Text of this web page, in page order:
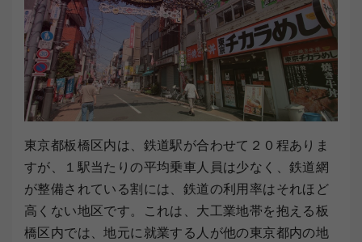
東京都板橋区内は、鉄道駅が合わせて２０程ありま
すが、１駅当たりの平均乗車人員は少なく、鉄道網
が整備されている割には、鉄道の利用率はそれほど
高くない地区です。これは、大工業地帯を抱える板
橋区内では、地元に就業する人が他の東京都内の地